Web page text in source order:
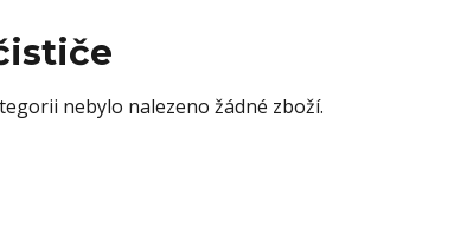
nebylo nalezeno žádné zboží.